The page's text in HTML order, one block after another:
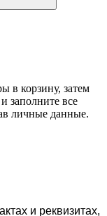
в корзину, затем
заполните все
личные данные.
и реквизитах,